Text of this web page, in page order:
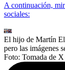
A continuación,
sociales:
El hijo de Martín
pero las imágenes
Foto: Tomada de